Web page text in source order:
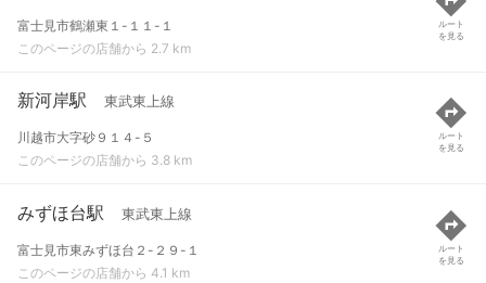
富士見市鶴瀬東１-１１-１
このページの店舗から 2.7 km
ルート
を見る
新河岸駅 東武東上線
川越市大字砂９１４-５
このページの店舗から 3.8 km
ルート
を見る
みずほ台駅 東武東上線
富士見市東みずほ台２-２９-１
このページの店舗から 4.1 km
ルート
を見る